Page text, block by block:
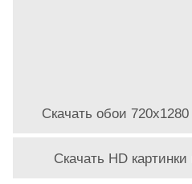
Скачать обои
Скачать HD